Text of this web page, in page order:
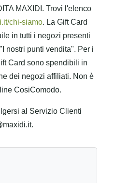
MAXIDI. Trovi l'elenco
chi-siamo. La Gift Card
in tutti i negozi presenti
nostri punti vendita". Per i
Card sono spendibili in
dei negozi affiliati. Non è
CosiComodo.
al Servizio Clienti